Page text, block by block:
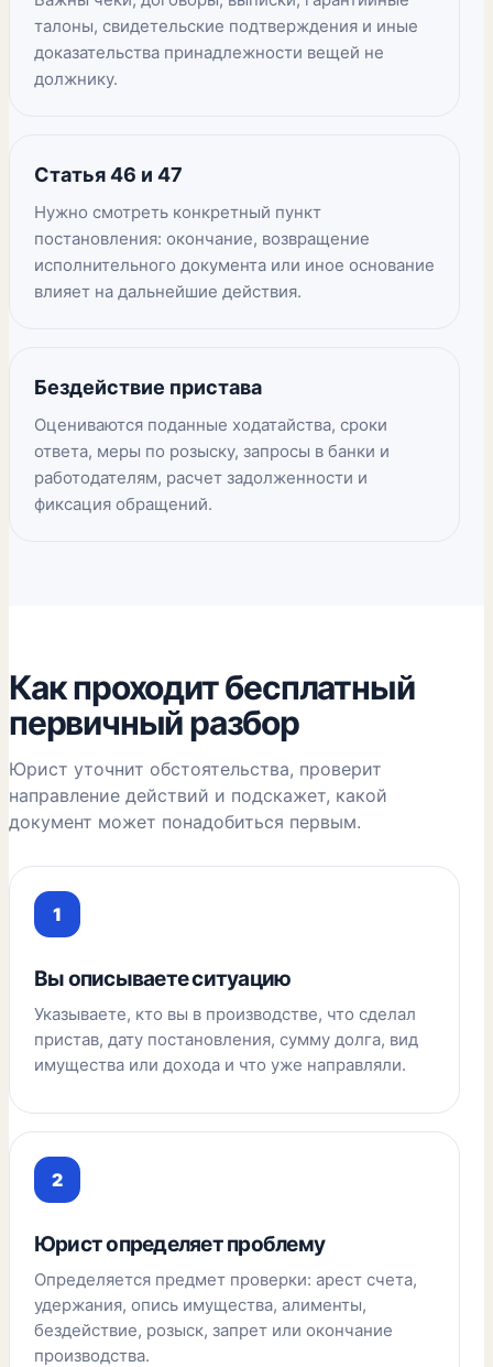
талоны, свидетельские подтверждения и иные
доказательства принадлежности вещей не
должнику.
Статья 46 и 47
Нужно смотреть конкретный пункт
постановления: окончание, возвращение
исполнительного документа или иное основание
влияет на дальнейшие действия.
Бездействие пристава
Оцениваются поданные ходатайства, сроки
ответа, меры по розыску, запросы в банки и
работодателям, расчет задолженности и
фиксация обращений.
Как проходит бесплатный
первичный разбор
Юрист уточнит обстоятельства, проверит
направление действий и подскажет, какой
документ может понадобиться первым.
Вы описываете ситуацию
Указываете, кто вы в производстве, что сделал
пристав, дату постановления, сумму долга, вид
имущества или дохода и что уже направляли.
Юрист определяет проблему
Определяется предмет проверки: арест счета,
удержания, опись имущества, алименты,
бездействие, розыск, запрет или окончание
производства.